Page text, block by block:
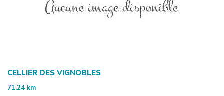
CELLIER DES VIGNOBLES
71.24 km